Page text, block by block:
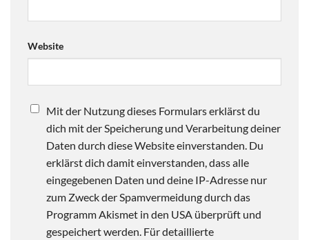
Website
Mit der Nutzung dieses Formulars erklärst du
dich mit der Speicherung und Verarbeitung deiner
Daten durch diese Website einverstanden. Du
erklärst dich damit einverstanden, dass alle
eingegebenen Daten und deine IP-Adresse nur
zum Zweck der Spamvermeidung durch das
Programm Akismet in den USA überprüft und
gespeichert werden. Für detaillierte